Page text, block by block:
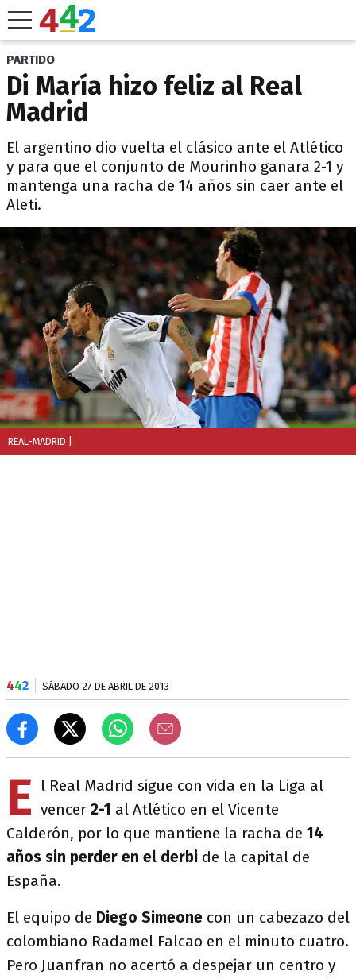
PARTIDO
Di María hizo feliz al Real
Madrid
El argentino dio vuelta el clásico ante el Atlético
y para que el conjunto de Mourinho ganara 2-1 y
mantenga una racha de 14 años sin caer ante el
Aleti.
REAL-MADRID
442 SÁBADO 27 DE ABRIL DE 2013
E
l Real Madrid sigue con vida en la Liga al
vencer 2-1 al Atlético en el Vicente
Calderón, por lo que mantiene la racha de 14
años sin perder en el derbi de la capital de
España.
El equipo de Diego Simeone con un cabezazo del
colombiano Radamel Falcao en el minuto cuatro.
Pero Juanfran no acertó a despejar un centro y